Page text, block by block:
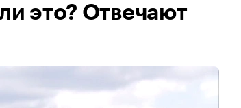
это? Отвечают